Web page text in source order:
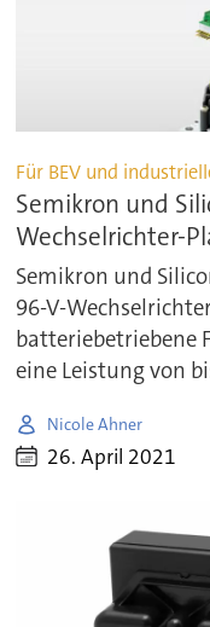
Für BEV und
Semikron und
Wechselrichter-
Semikron und
96-V-
batteriebetriebene
eine Leistung von
Nicole Ahner
26. April 2021